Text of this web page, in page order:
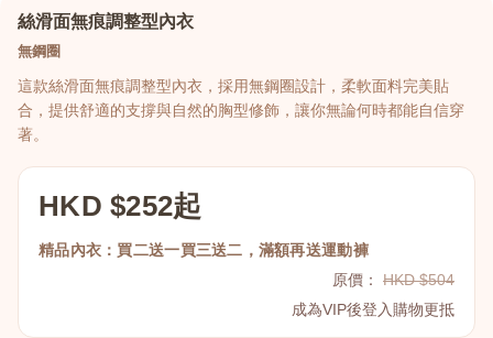
絲滑面無痕調整型內衣
無鋼圈
這款絲滑面無痕調整型內衣，採用無鋼圈設計，柔軟面料完美貼
合，提供舒適的支撐與自然的胸型修飾，讓你無論何時都能自信穿
著。
HKD $252起
精品內衣：買二送一買三送二，滿額再送運動褲
原價：
HKD $504
成為VIP後登入購物更抵